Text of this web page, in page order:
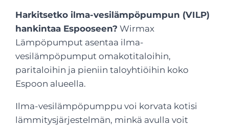
Harkitsetko ilma-vesilämpöpumpun (VILP)
hankintaa Espooseen? Wirmax
Lämpöpumput asentaa ilma-
vesilämpöpumput omakotitaloihin,
paritaloihin ja pieniin taloyhtiöihin koko
Espoon alueella.
Ilma-vesilämpöpumppu voi korvata kotisi
lämmitysjärjestelmän, minkä avulla voit